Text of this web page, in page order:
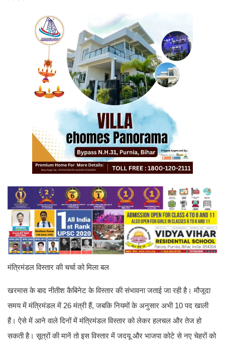
मंत्रिमंडल विस्तार की चर्चा को मिला बल
खरमास के बाद नीतीश कैबिनेट के विस्तार की संभावना जताई जा रही है। मौजूदा
समय में मंत्रिमंडल में 26 मंत्री हैं, जबकि नियमों के अनुसार अभी 10 पद खाली
हैं। ऐसे में आने वाले दिनों में मंत्रिमंडल विस्तार को लेकर हलचल और तेज हो
सकती है। सूत्रों की मानें तो इस विस्तार में जदयू और भाजपा कोटे से नए चेहरों को